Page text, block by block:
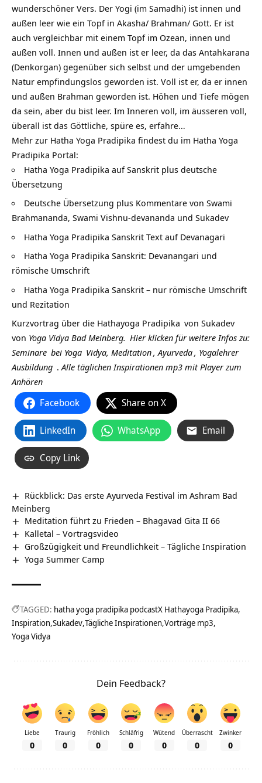
wunderschöner Vers. Der Yogi (im Samadhi) ist innen und
außen leer wie ein Topf in Akasha/ Brahman/ Gott. Er ist
auch vergleichbar mit einem Topf im Ozean, innen und
außen voll. Innen und außen ist er leer, da das Antahkarana
(Denkorgan) gegenüber sich selbst und der umgebenden
Natur empfindungslos geworden ist. Voll ist er, da er innen
und außen Brahman geworden ist. Höhen und Tiefe mögen
da sein, aber du bist leer. Im Inneren voll, im äusseren voll,
überall ist das Göttliche, spüre es, erfahre…
Mehr zur Hatha Yoga Pradipika findest du im Hatha Yoga
Pradipika Portal:
Hatha Yoga Pradipika auf Sanskrit plus deutsche
Übersetzung
Deutsche Übersetzung plus Kommentare von Swami
Brahmananda, Swami Vishnu-devananda und Sukadev
Hatha Yoga Pradipika Sanskrit Text auf Devanagari
Hatha Yoga Pradipika Sanskrit: Devanangari und
römische Umschrift
Hatha Yoga Pradipika Sanskrit – nur römische Umschrift
und Rezitation
Kurzvortrag über die Hathayoga Pradipika von Sukadev
von Yoga Vidya Bad Meinberg. Hier klicken für weitere Infos zu:
Seminare bei Yoga Vidya, Meditation,Ayurveda, Yogalehrer
Ausbildung .Alle täglichen Inspirationen mp3 mit Player zum
Anhören
Facebook Share on X
LinkedIn WhatsApp Email
Copy Link
Rückblick: Das erste Ayurveda Festival im Ashram Bad
Meinberg
Meditation führt zu Frieden – Bhagavad Gita II 66
Kalletal‏‎ – Vortragsvideo
Großzügigkeit und Freundlichkeit – Tägliche Inspiration
Yoga Summer Camp
TAGGED: hatha yoga pradipika podcastX Hathayoga Pradipika
Inspiration Sukadev Tägliche Inspirationen Vorträge mp3
Yoga Vidya
Dein Feedback?
Liebe
0
Traurig
0
Fröhlich
0
Schläfrig
0
Wütend
0
Überrascht
0
Zwinker
0